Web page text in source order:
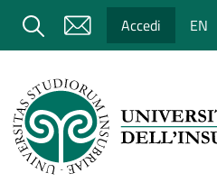
Salta al contenuto principale
Cerca Accedi EN